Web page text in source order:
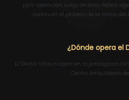
para operación, luego de esto, debes
continuar el proceso de la mano del
¿Dónde opera el
El Doctor Wilson opera en la prestigiosa
Centro Ambulatorio